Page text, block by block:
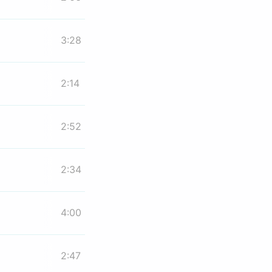
3:28
2:14
2:52
2:34
4:00
2:47